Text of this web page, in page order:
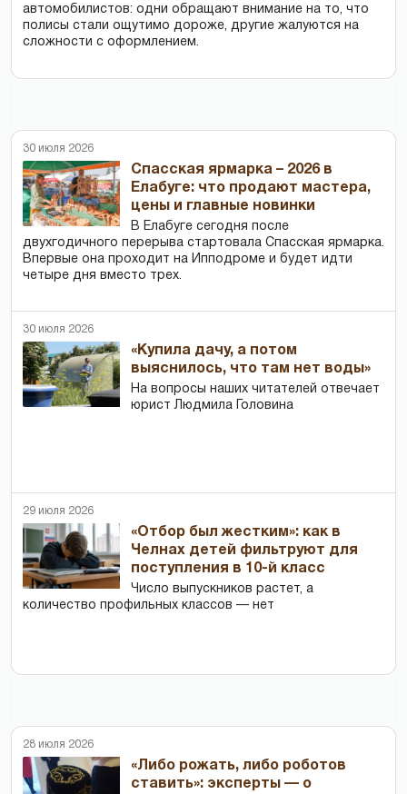
автомобилистов: одни обращают внимание на то, что
полисы стали ощутимо дороже, другие жалуются на
сложности с оформлением.
30 июля 2026
Спасская ярмарка – 2026 в
Елабуге: что продают мастера,
цены и главные новинки
В Елабуге сегодня после
двухгодичного перерыва стартовала Спасская ярмарка.
Впервые она проходит на Ипподроме и будет идти
четыре дня вместо трех.
30 июля 2026
«Купила дачу, а потом
выяснилось, что там нет воды»
На вопросы наших читателей отвечает
юрист Людмила Головина
29 июля 2026
«Отбор был жестким»: как в
Челнах детей фильтруют для
поступления в 10-й класс
Число выпускников растет, а
количество профильных классов — нет
28 июля 2026
«Либо рожать, либо роботов
ставить»: эксперты — о